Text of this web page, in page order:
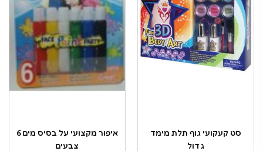
איפור מקצועי על בסיס מים 6
צבעים
סט קעקועי גוף תלת מימד
גדול